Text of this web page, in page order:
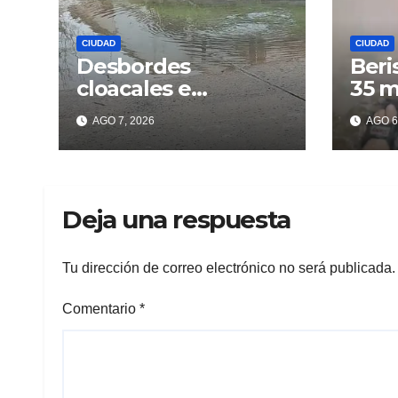
CIUDAD
Desbordes
cloacales e
inmundicia en
Berisso: colapso de
la red en la calle 14
AGO 7, 2026
CIUDAD
35
losAGO
Deja una respuesta
Tu dirección de correo electrónico no será publicada.
Comentario *